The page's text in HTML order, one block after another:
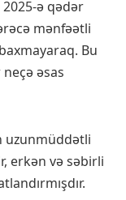
2025-ə qədər
mənfəətli
Bu
əsas
uzunmüddətli
erkən və səbirli